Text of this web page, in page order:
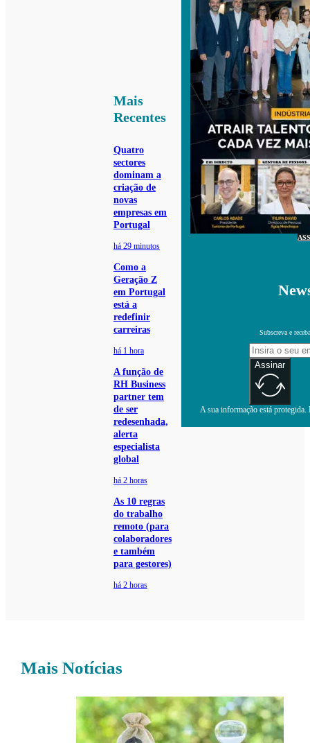
Mais
Recentes
Quatro
sectores
dominam a
criação de
novas
empresas em
Portugal
há 29 minutos
Como a
Geração Z
em Portugal
está a
redefinir
carreiras
há 1 hora
A função de
RH Business
partner tem
de ser
redesenhada,
alerta
especialista
global
há 2 horas
As 10 regras
do trabalho
remoto (para
colaboradores
e também
para gestores)
há 2 horas
Subscreva e
Assinar
A sua informação está
Mais Notícias